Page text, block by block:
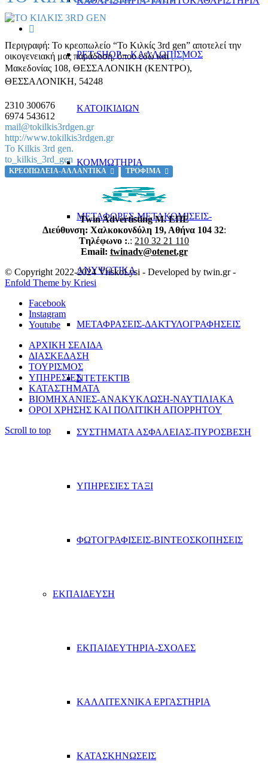
PET SHOP – ΚΑΛΛΩΠΙΣΜΟΣ
ΚΑΤΟΙΚΙΔΙΩΝ
ΚΟΜΜΩΤΗΡΙΑ
ΜΕΤΑΦΟΡΕΣ-ΜΕΤΑΚΟΜΙΣΕΙΣ-
ΑΝΥΨΩΤΙΚΑ
ΜΕΤΑΦΡΑΣΕΙΣ-ΔΑΚΤΥΛΟΓΡΑΦΗΣΕΙΣ
ΝΤΕΤΕΚΤΙΒ
ΣΥΣΤΗΜΑΤΑ ΑΣΦΑΛΕΙΑΣ-ΠΥΡΟΣΒΕΣΗ
ΥΠΗΡΕΣΙΕΣ ΤΑΞΙ
ΦΩΤΟΓΡΑΦΙΣΕΙΣ-ΒΙΝΤΕΟΣΚΟΠΗΣΕΙΣ
ΕΚΠΑΙΔΕΥΣΗ
ΕΚΠΑΙΔΕΥΤΗΡΙΑ-ΣΧΟΛΕΣ
ΚΑΛΛΙΤΕΧΝΙΚΑ ΕΡΓΑΣΤΗΡΙΑ
ΚΑΤΑΣΚΗΝΩΣΕΙΣ
Περιγραφή: Το κρεοπωλείο “Το Κιλκίς 3rd gen” αποτελεί την
οικογενειακή μας παράδοση, όπου εδώ και[...]
Μακεδονίας 108, ΘΕΣΣΑΛΟΝΙΚΗ (ΚΕΝΤΡΟ),
ΘΕΣΣΑΛΟΝΙΚΗ, 54248
2310 300676
6974 543612
mail@tokilkis3rdgen.gr
http://www.tokilkis3rdgen.gr
To Kilkis 3rd gen.
to_kilkis_3rd_gen
ΚΡΕΟΠΩΛΕΙΑ-ΑΛΛΑΝΤΙΚΑ ΤΡΟΦΙΜΑ
Twin Advertisting M. ΕΠΕ
Διεύθυνση: Χαλκοκονδύλη 19, Αθήνα 104 32:
Tηλέφωνο :.: 210 32 21 110
Email: twinadv@otenet.gr
© Copyright 2022-2024 VriskoLysi - Developed by twin.gr -
Enfold Theme by Kriesi
Facebook
Instagram
Youtube
ΑΡΧΙΚΗ ΣΕΛΙΔΑ
ΔΙΑΣΚΕΔΑΣΗ
ΤΟΥΡΙΣΜΟΣ
ΥΠΗΡΕΣΙΕΣ
ΚΑΤΑΣΤΗΜΑΤΑ
ΒΙΟΜΗΧΑΝΙΕΣ-ΑΝΑΚΥΚΛΩΣΗ-ΝΑΥΤΙΛΙΑΚΑ
ΟΡΟΙ ΧΡΗΣΗΣ ΚΑΙ ΠΟΛΙΤΙΚΗ ΑΠΟΡΡΗΤΟΥ
Scroll to top